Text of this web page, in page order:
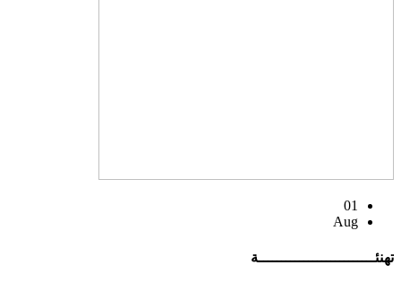
01
Aug
تهنئــــــــــــــــــــــــــة